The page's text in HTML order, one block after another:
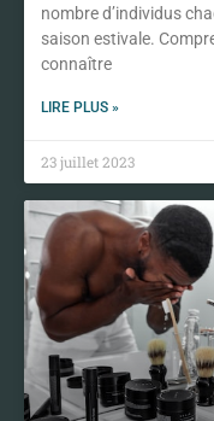
nombre d’individus
saison estivale.
connaître
LIRE PLUS »
23 juillet 2023